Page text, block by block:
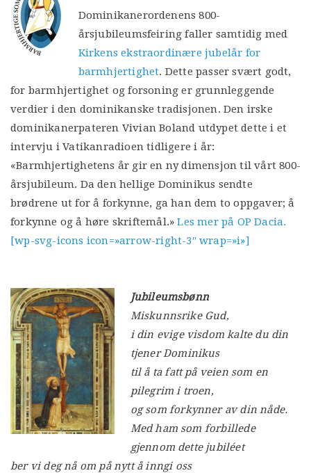
Dominikanerordenens 800-
årsjubileumsfeiring faller samtidig med
Kirkens ekstraordinære jubelår for
barmhjertighet. Dette passer svært godt,
for barmhjertighet og forsoning er grunnleggende
verdier i den dominikanske tradisjonen. Den irske
dominikanerpateren Vivian Boland utdypet dette i et
intervju i Vatikanradioen tidligere i år:
«Barmhjertighetens år gir en ny dimensjon til vårt 800-
årsjubileum. Da den hellige Dominikus sendte
brødrene ut for å forkynne, ga han dem to oppgaver; å
forkynne og å høre skriftemål.»Les mer på OP Dacia.
[wp-svg-icons icon=»arrow-right-3″ wrap=»i»]
Jubileumsbønn
Miskunnsrike Gud,
i din evige visdom kalte du din
tjener Dominikus
til å ta fatt på veien som en
pilegrim i troen,
og som forkynner av din nåde.
Med ham som forbillede
gjennom dette jubiléet
ber vi deg nå om på nytt å inngi oss